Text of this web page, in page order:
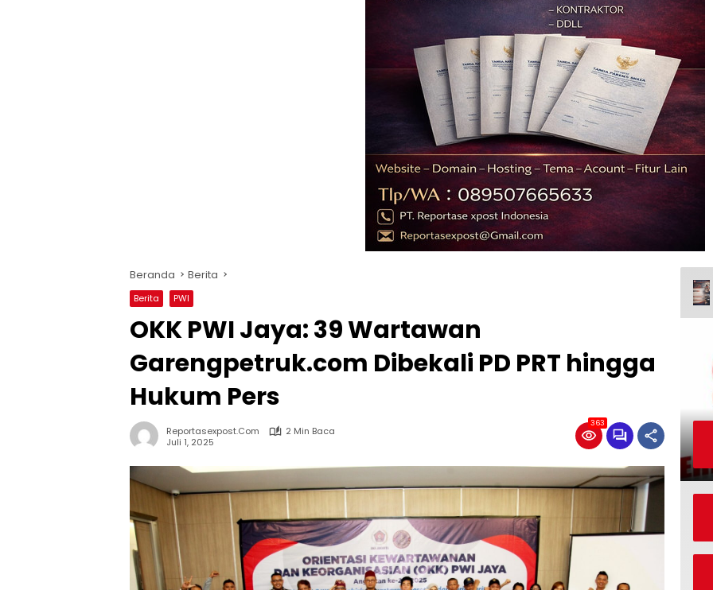
Beranda Berita
Berita PWI
OKK PWI Jaya: 39 Wartawan
Garengpetruk.com Dibekali PD PRT hingga
Hukum Pers
Reportasexpost.com
2 Min Baca
Juli 1, 2025
363